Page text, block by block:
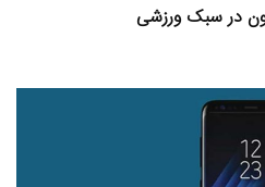
در سبک ورزشی